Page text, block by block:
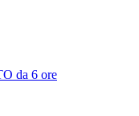
da 6 ore